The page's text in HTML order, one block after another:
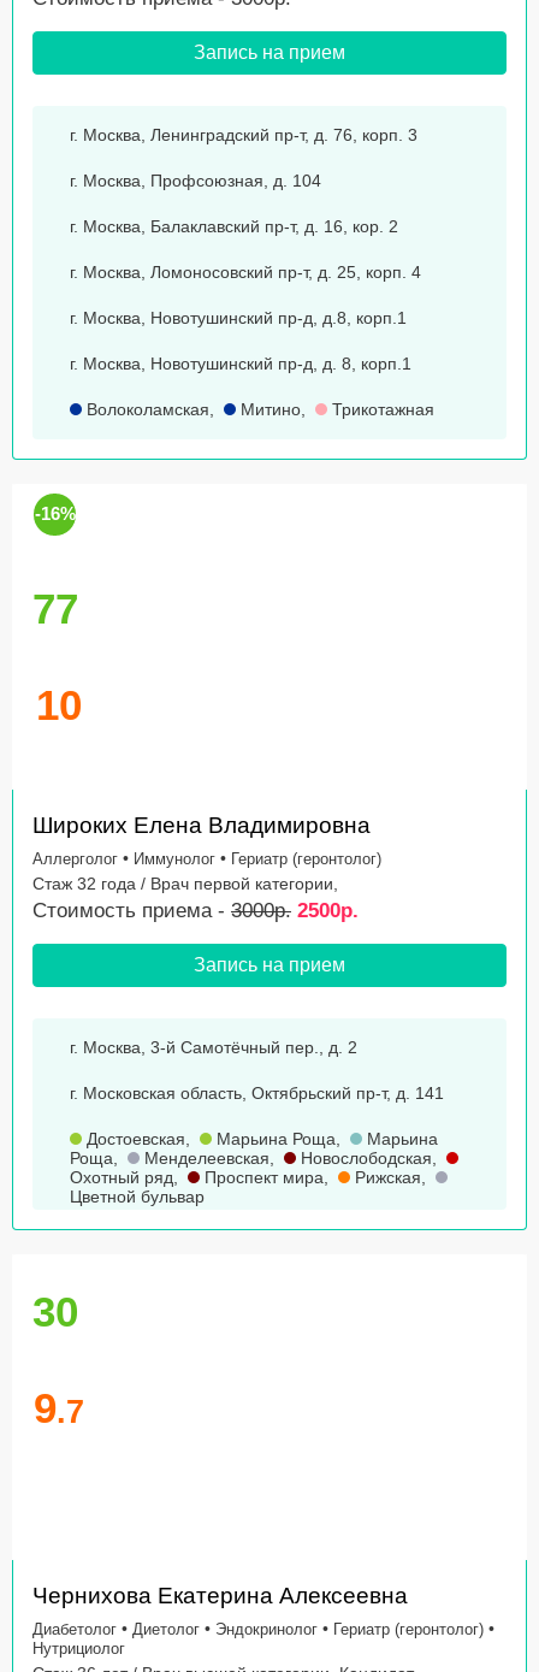
Запись на прием
г. Москва, Ленинградский пр-т, д. 76, корп. 3
г. Москва, Профсоюзная, д. 104
г. Москва, Балаклавский пр-т, д. 16, кор. 2
г. Москва, Ломоносовский пр-т, д. 25, корп. 4
г. Москва, Новотушинский пр-д, д.8, корп.1
г. Москва, Новотушинский пр-д, д. 8, корп.1
Волоколамская, Митино, Трикотажная
-16%
77
10
Широких Елена Владимировна
Аллерголог • Иммунолог • Гериатр (геронтолог)
Стаж 32 года / Врач первой категории,
Стоимость приема - 3000р. 2500р.
Запись на прием
г. Москва, 3-й Самотёчный пер., д. 2
г. Московская область, Октябрьский пр-т, д. 141
Достоевская, Марьина Роща,
Марьина
Роща, Менделеевская, Новослободская,
Охотный ряд, Проспект мира, Рижская,
Цветной бульвар
30
9.7
Чернихова Екатерина Алексеевна
Диабетолог • Диетолог • Эндокринолог • Гериатр (геронтолог) •
Нутрициолог